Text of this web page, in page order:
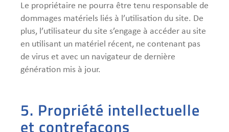
Le propriétaire ne pourra être tenu responsable de
dommages matériels liés à l’utilisation du site. De
plus, l’utilisateur du site s’engage à accéder au site
en utilisant un matériel récent, ne contenant pas
de virus et avec un navigateur de dernière
génération mis à jour.
5. Propriété intellectuelle
et contrefaçons